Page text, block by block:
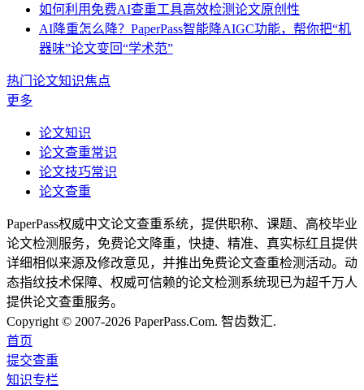
如何利用免费AI查重工具高效检测论文原创性
AI降重怎么降？PaperPass智能降AIGC功能，帮你把“机
器味”论文变回“学术范”
热门论文知识焦点
更多
论文知识
论文查重常识
论文技巧常识
论文查重
PaperPass权威中文论文查重系统，提供职称、课题、高校毕业
论文检测服务，免费论文降重，快捷、精准、真实标红且提供
详细相似来源及修改意见，并推出免费论文查重检测活动。动
态指纹技术保障、权威可信赖的论文检测系统现已为超千万人
提供论文查重服务。
Copyright © 2007-2026 PaperPass.Com. 智齿数汇.
首页
提交查重
知识专栏